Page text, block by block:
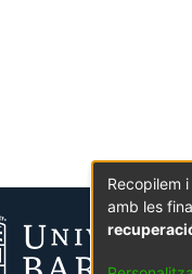
Recopilem
amb les